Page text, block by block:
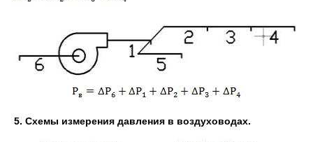
5. Схемы измерения давления в воздуховодах.